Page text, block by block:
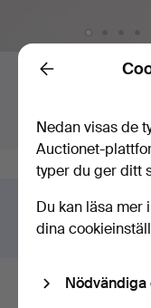
Budgivning
Högsta bud:
Värdering: 633 USD
Har du något
Gör en
Back
Nedan visas de
Auctionet-
typer du ger ditt
Du kan läsa mer
dina
Nödvändiga